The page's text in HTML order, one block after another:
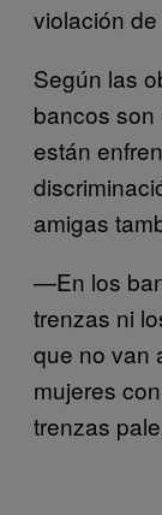
violación
Según las
bancos
están
amigas
—En los
trenzas ni
que no van
mujeres
trenzas